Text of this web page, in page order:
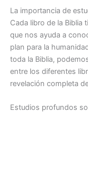
La importancia de
Cada libro de la Biblia
que nos ayuda a
plan para la
toda la Biblia,
entre los diferentes
revelación completa
Estudios profundos